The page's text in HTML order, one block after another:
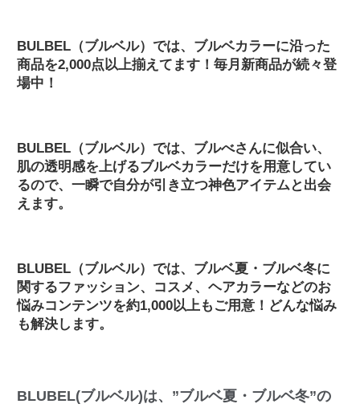
BULBEL（ブルベル）では、ブルベカラーに沿った
商品を2,000点以上揃えてます！毎月新商品が続々登
場中！
BULBEL（ブルベル）では、ブルべさんに似合い、
肌の透明感を上げるブルベカラーだけを用意してい
るので、一瞬で自分が引き立つ神色アイテムと出会
えます。
BLUBEL（ブルベル）では、ブルベ夏・ブルベ冬に
関するファッション、コスメ、ヘアカラーなどのお
悩みコンテンツを約1,000以上もご用意！どんな悩み
も解決します。
BLUBEL(ブルベル)は、”ブルベ夏・ブルベ冬”の